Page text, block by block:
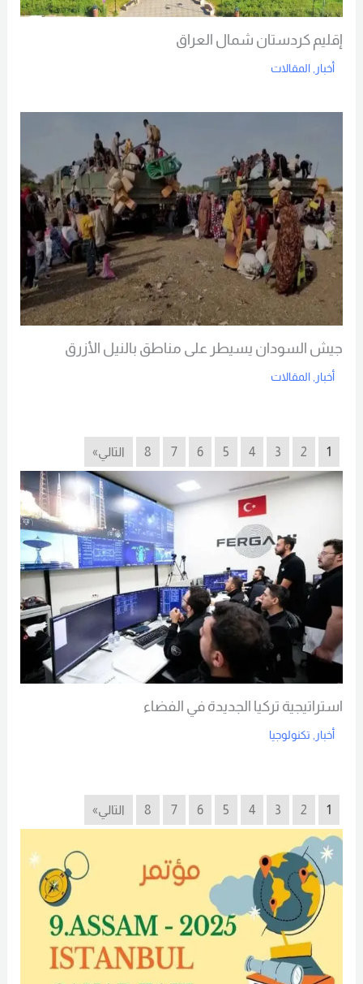
إقليم كردستان شمال العراق
أخبار , المقالات
جيش السودان يسيطر على مناطق بالنيل الأزرق
أخبار المقالات
1
2
3
4
5
6
7
8 التالي»
استراتيجية تركيا الجديدة في الفضاء
أخبار تكنولوجيا
1
2
3
4
5
6
7
8 التالي»